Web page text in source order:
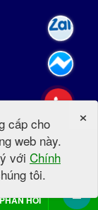
CMS.Thiết
×
cấp cho
web này.
với Chính
tôi.
HỒI